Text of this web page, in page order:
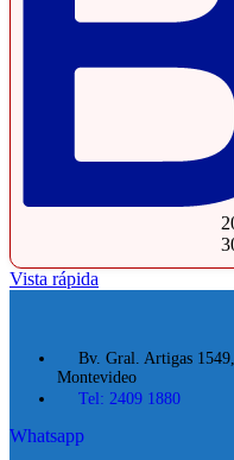
Vista rápida
Bv. Gral. Artigas
Montevideo
Tel: 2409 1880
Whatsapp